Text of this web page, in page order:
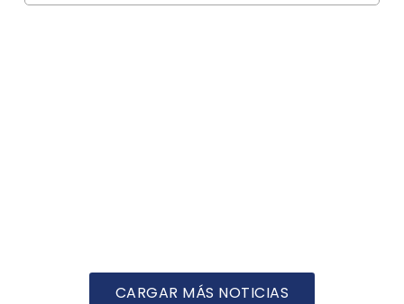
CARGAR MÁS NOTICIAS